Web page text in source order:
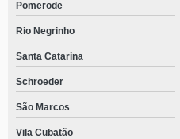
Pomerode
Rio Negrinho
Santa Catarina
Schroeder
São Marcos
Vila Cubatão